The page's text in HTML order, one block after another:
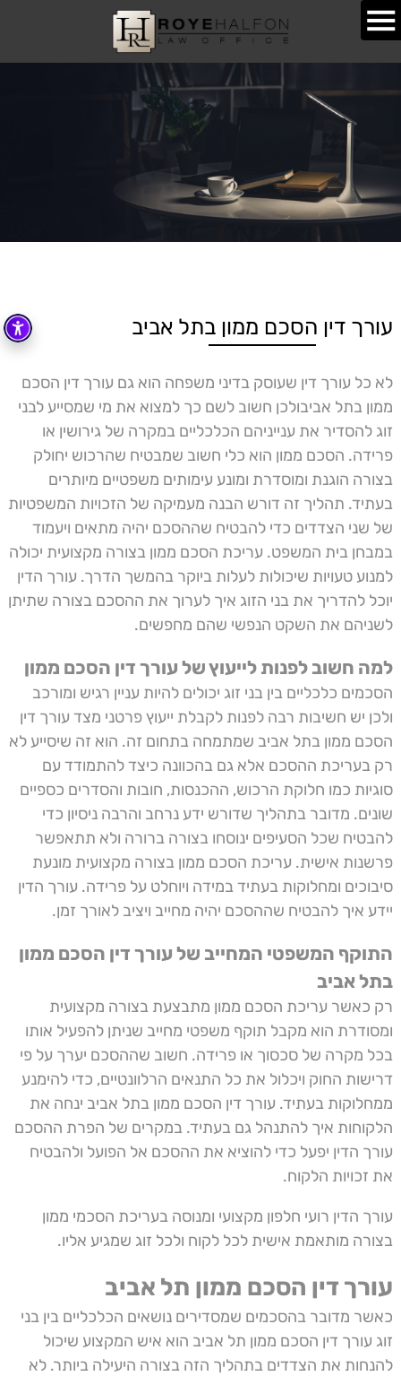
עורך דין הסכם ממון בתל אביב
לא כל עורך דין שעוסק בדיני משפחה הוא גם עורך דין הסכם
ממון בתל אביבולכן חשוב לשם כך למצוא את מי שמסייע לבני
זוג להסדיר את ענייניהם הכלכליים במקרה של גירושין או
פרידה. הסכם ממון הוא כלי חשוב שמבטיח שהרכוש יחולק
בצורה הוגנת ומוסדרת ומונע עימותים משפטיים מיותרים
בעתיד. תהליך זה דורש הבנה מעמיקה של הזכויות המשפטיות
של שני הצדדים כדי להבטיח שההסכם יהיה מתאים ויעמוד
במבחן בית המשפט. עריכת הסכם ממון בצורה מקצועית יכולה
למנוע טעויות שיכולות לעלות ביוקר בהמשך הדרך. עורך הדין
יוכל להדריך את בני הזוג איך לערוך את ההסכם בצורה שתיתן
לשניהם את השקט הנפשי שהם מחפשים.
למה חשוב לפנות לייעוץ של עורך דין הסכם ממון
הסכמים כלכליים בין בני זוג יכולים להיות עניין רגיש ומורכב
ולכן יש חשיבות רבה לפנות לקבלת ייעוץ פרטני מצד עורך דין
הסכם ממון בתל אביב שמתמחה בתחום זה. הוא זה שיסייע לא
רק בעריכת ההסכם אלא גם בהכוונה כיצד להתמודד עם
סוגיות כמו חלוקת הרכוש, ההכנסות, חובות והסדרים כספיים
שונים. מדובר בתהליך שדורש ידע נרחב והרבה ניסיון כדי
להבטיח שכל הסעיפים ינוסחו בצורה ברורה ולא תתאפשר
פרשנות אישית. עריכת הסכם ממון בצורה מקצועית מונעת
סיבוכים ומחלוקות בעתיד במידה ויוחלט על פרידה. עורך הדין
יידע איך להבטיח שההסכם יהיה מחייב ויציב לאורך זמן.
התוקף המשפטי המחייב של עורך דין הסכם ממון
בתל אביב
רק כאשר עריכת הסכם ממון מתבצעת בצורה מקצועית
ומסודרת הוא מקבל תוקף משפטי מחייב שניתן להפעיל אותו
בכל מקרה של סכסוך או פרידה. חשוב שההסכם יערך על פי
דרישות החוק ויכלול את כל התנאים הרלוונטיים, כדי להימנע
ממחלוקות בעתיד. עורך דין הסכם ממון בתל אביב ינחה את
הלקוחות איך להתנהל גם בעתיד. במקרים של הפרת ההסכם
עורך הדין יפעל כדי להוציא את ההסכם אל הפועל ולהבטיח
את זכויות הלקוח.
עורך הדין רועי חלפון מקצועי ומנוסה בעריכת הסכמי ממון
בצורה מותאמת אישית לכל לקוח ולכל זוג שמגיע אליו.
עורך דין הסכם ממון תל אביב
כאשר מדובר בהסכמים שמסדירים נושאים הכלכליים בין בני
זוג עורך דין הסכם ממון תל אביב הוא איש המקצוע שיכול
להנחות את הצדדים בתהליך הזה בצורה היעילה ביותר. לא